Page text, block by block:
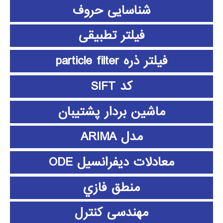
شناسایی حروف
فیلتر تطبیقی
فیلتر ذره particle filter
کد SIFT
ماشین بردار پشتیبان
مدل ARIMA
معادلات دیفرانسیل ODE
منطق فازي
مهندسی کنترل